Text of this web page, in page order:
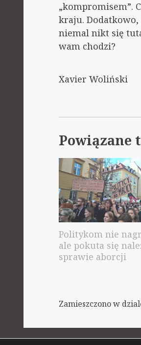
„kompromisem”.
kraju. Dodatkowo,
niemal nikt się
wam chodzi?
Xavier Woliński
Powiązane
Politykom nie
ale pokuta się
sprawie aborcji
Zamieszczono w